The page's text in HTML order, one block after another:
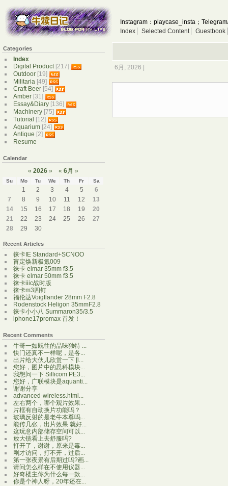
Instagram：playcase_insta；
Index
Selected Content Guestbook
6月, 2026 |
Categories
Index
Digital Product[217]
Outdoor [19]
Militaria [49]
Craft Beer [54]
Amber [31]
Essay&Diary [136]
Machinery [75]
Tutorial [12]
Aquarium [24]
Antique [2]
Resume
Calendar
« 2026 » « 6月 »
Su Mo Tu We Th Fr Sa
1 2 3 4 5
6
7
8 9 10 11 12
13
14
15 16 17 18 19
20
21
22 23 24 25 26
27
28
29 30
Recent Articles
徕卡IE Standard+SCNOO
盲定焕新极氪009
徕卡 elmar 35mm f3.5
徕卡 elmar 50mm f3.5
徕卡iiic战时版
徕卡m3四钉
福伦达Voigtlander 28mm F2.8
Rodenstock Heligon 35mmF2.8
徕卡小小八 Summaron35/3.5
iphone17promax 首发！
Recent Comments
牛哥一如既往的品味独特 ...
快门还真不一样呢，是各...
出片给大伙儿欣赏一下 [l...
您好，图片中的思科模块...
我想问一下 Sillicom PE3...
您好，广联模块是aquanti...
谢谢分享
advanced-wireless.html...
左右两个，哪个观片效果...
片框有自动换片功能吗？
玻璃反射的是老牛本尊吗...
能传几张，出片效果 就好...
这玩意内部储存空间可以...
放大镜看上去舒服吗?
打开了，谢谢，原来是毒...
刚才访问，打不开，过后...
第一张夜景有后期过吗?画...
请问怎么样在不使用仪器...
好奇楼主你为什么每一款...
你是个神人呀，20年还在...